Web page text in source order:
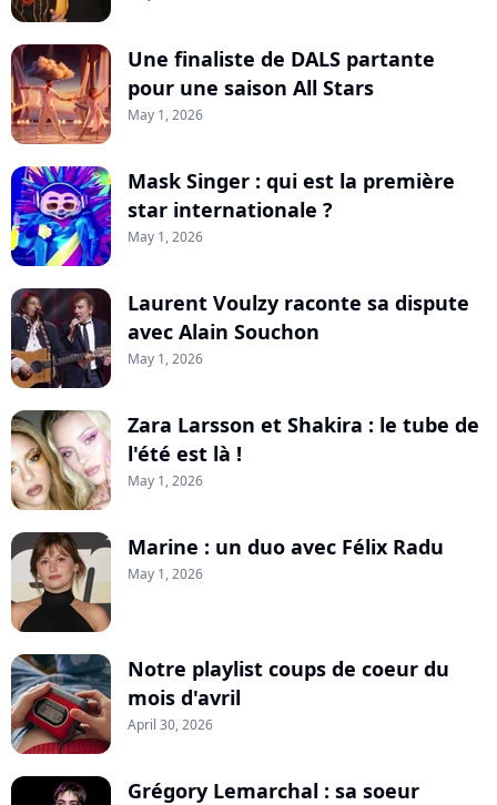
Une finaliste de DALS partante
pour une saison All Stars
May 1, 2026
Mask Singer : qui est la première
star internationale ?
May 1, 2026
Laurent Voulzy raconte sa dispute
avec Alain Souchon
May 1, 2026
Zara Larsson et Shakira : le tube de
l'été est là !
May 1, 2026
Marine : un duo avec Félix Radu
May 1, 2026
Notre playlist coups de coeur du
mois d'avril
April 30, 2026
Grégory Lemarchal : sa soeur